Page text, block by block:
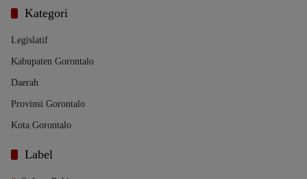
Kategori
Legislatif
Kabupaten Gorontalo
Daerah
Provinsi Gorontalo
Kota Gorontalo
Label